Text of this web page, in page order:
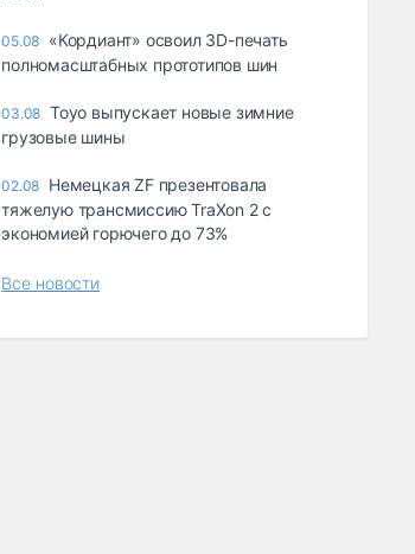
05.08 «Кордиант» освоил 3D-печать
полномасштабных прототипов шин
03.08 Toyo выпускает новые зимние
грузовые шины
02.08 Немецкая ZF презентовала
тяжелую трансмиссию TraXon 2 с
экономией горючего до 73%
Все новости